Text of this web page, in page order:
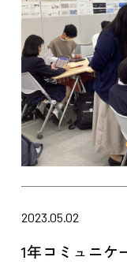
2023.05.02
1年コミュニケ